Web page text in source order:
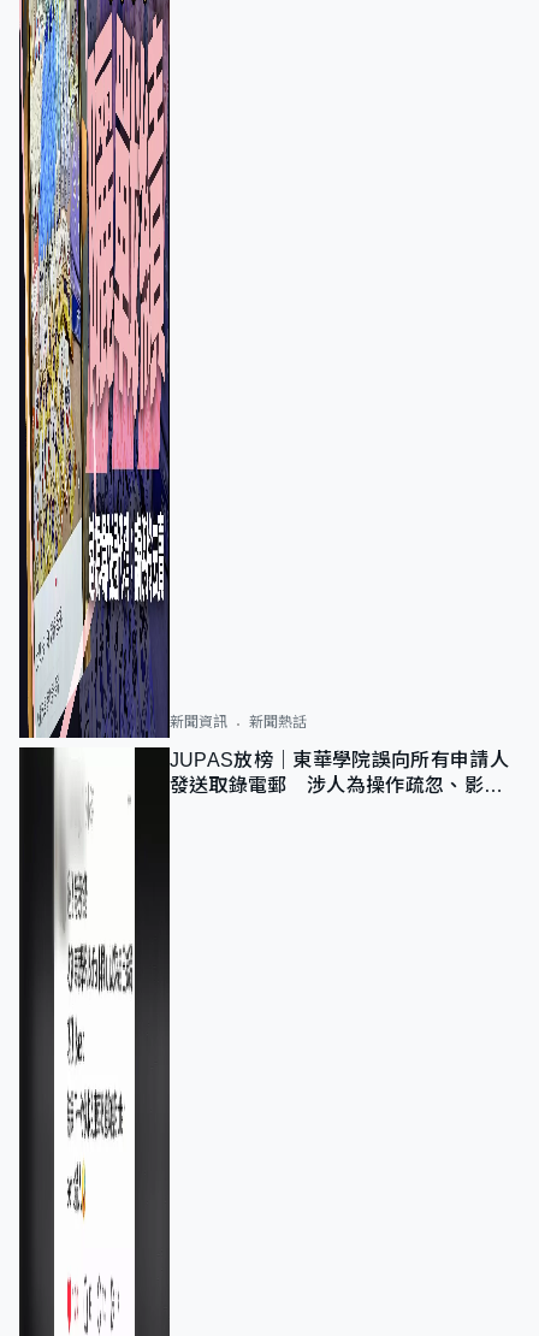
新聞資訊 新聞熱話
JUPAS放榜｜東華學院誤向所有申請人
發送取錄電郵 涉人為操作疏忽、影響